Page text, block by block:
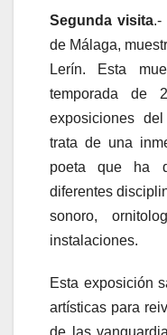
Segunda visita.-
de Málaga,
Lerín. Esta
temporada de
exposiciones
trata de una
poeta que ha
diferentes
sonoro,
instalaciones.
Esta exposición
artísticas para
de las